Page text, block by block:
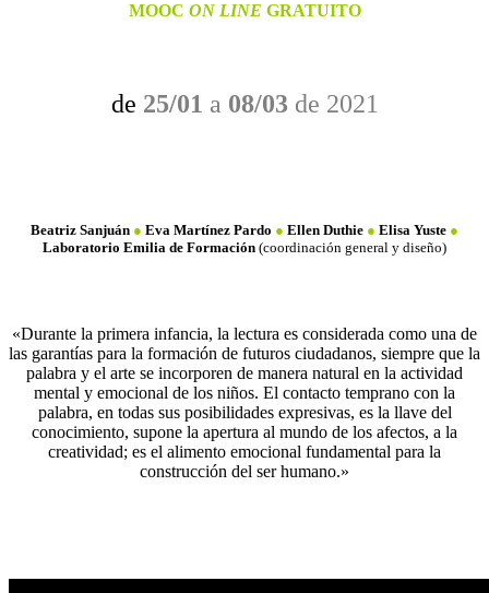
MOOC ON LINE GRATUITO
de 25/01 a 08/03 de 2021
Beatriz Sanjuán ● Eva Martínez Pardo ● Ellen Duthie ● Elisa Yuste ●
Laboratorio Emilia de Formación (coordinación general y diseño)
«Durante la primera infancia, la lectura es considerada como una de
las garantías para la formación de futuros ciudadanos, siempre que la
palabra y el arte se incorporen de manera natural en la actividad
mental y emocional de los niños. El contacto temprano con la
palabra, en todas sus posibilidades expresivas, es la llave del
conocimiento, supone la apertura al mundo de los afectos, a la
creatividad; es el alimento emocional fundamental para la
construcción del ser humano.»